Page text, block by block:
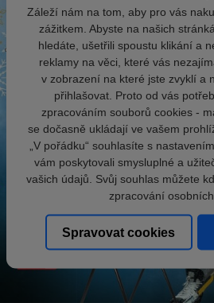
Záleží nám na tom, aby pro vás
zážitkem. Abyste na našich
hledáte, ušetřili spoustu klikání a
reklamy na věci, které vás
v zobrazení na které jste zvyklí a
přihlašovat. Proto od vás
zpracováním souborů cookies -
se dočasně ukládají ve vašem
„V pořádku“ souhlasíte s
vám poskytovali smysluplné a
vašich údajů. Svůj souhlas můžete
zpracování osobních
Spravovat cookies